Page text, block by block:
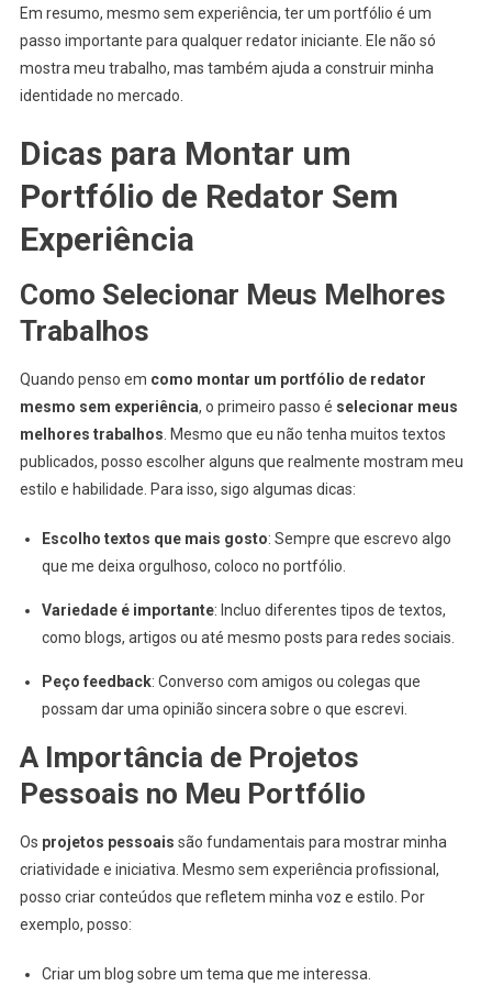
Em resumo, mesmo sem experiência, ter um portfólio é um
passo importante para qualquer redator iniciante. Ele não só
mostra meu trabalho, mas também ajuda a construir minha
identidade no mercado.
Dicas para Montar um
Portfólio de Redator Sem
Experiência
Como Selecionar Meus Melhores
Trabalhos
Quando penso em como montar um portfólio de redator
mesmo sem experiência, o primeiro passo é selecionar meus
melhores trabalhos. Mesmo que eu não tenha muitos textos
publicados, posso escolher alguns que realmente mostram meu
estilo e habilidade. Para isso, sigo algumas dicas:
Escolho textos que mais gosto: Sempre que escrevo algo
que me deixa orgulhoso, coloco no portfólio.
Variedade é importante: Incluo diferentes tipos de textos,
como blogs, artigos ou até mesmo posts para redes sociais.
Peço feedback: Converso com amigos ou colegas que
possam dar uma opinião sincera sobre o que escrevi.
A Importância de Projetos
Pessoais no Meu Portfólio
Os projetos pessoais são fundamentais para mostrar minha
criatividade e iniciativa. Mesmo sem experiência profissional,
posso criar conteúdos que refletem minha voz e estilo. Por
exemplo, posso:
Criar um blog sobre um tema que me interessa.